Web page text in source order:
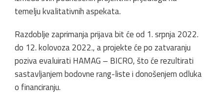
temelju kvalitativnih aspekata.
Razdoblje zaprimanja prijava bit će od 1. srpnja 2022.
do 12. kolovoza 2022., a projekte će po zatvaranju
poziva evaluirati HAMAG – BICRO, što će rezultirati
sastavljanjem bodovne rang-liste i donošenjem odluka
o financiranju.